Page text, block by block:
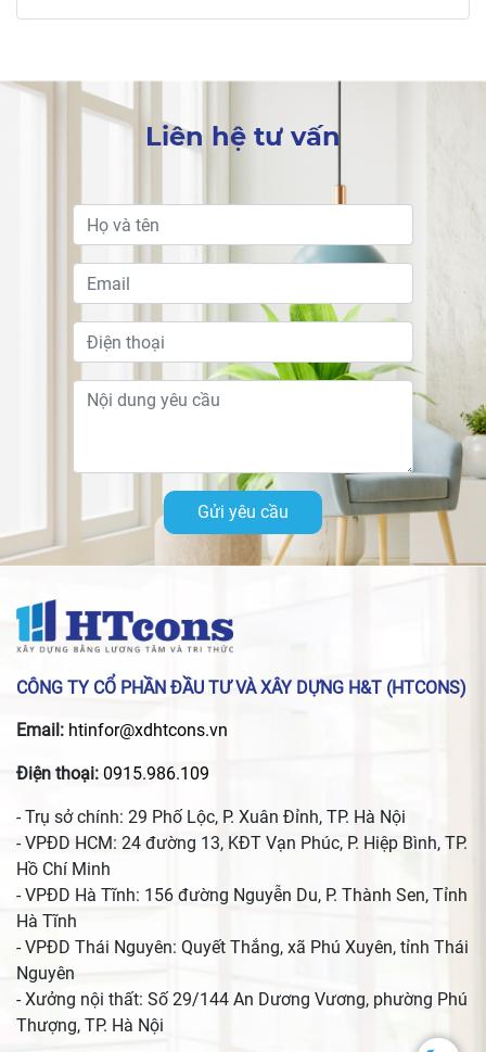
Liên hệ tư vấn
Gửi yêu cầu
CÔNG TY CỔ PHẦN ĐẦU TƯ VÀ XÂY DỰNG H&T (HTCONS)
Email: htinfor@xdhtcons.vn
Điện thoại: 0915.986.109
- Trụ sở chính: 29 Phố Lộc, P. Xuân Đỉnh, TP. Hà Nội
- VPĐD HCM: 24 đường 13, KĐT Vạn Phúc, P. Hiệp Bình, TP.
Hồ Chí Minh
- VPĐD Hà Tĩnh: 156 đường Nguyễn Du, P. Thành Sen, Tỉnh
Hà Tĩnh
- VPĐD Thái Nguyên: Quyết Thắng, xã Phú Xuyên, tỉnh Thái
Nguyên
- Xưởng nội thất: Số 29/144 An Dương Vương, phường Phú
Thượng, TP. Hà Nội